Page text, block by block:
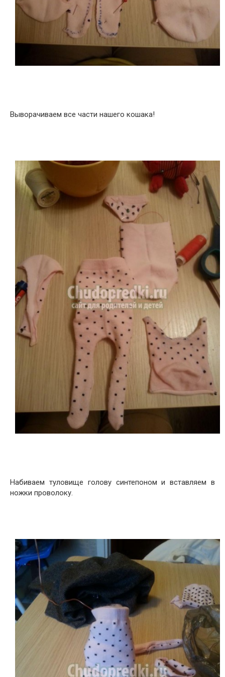
Выворачиваем все части нашего кошака!
Набиваем туловище голову синтепоном и вставляем в
ножки проволоку.